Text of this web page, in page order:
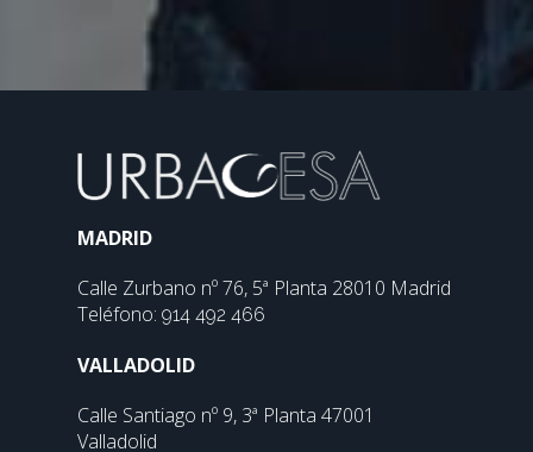
MADRID
Calle Zurbano nº 76, 5ª Planta 28010 Madrid
Teléfono: 914 492 466
VALLADOLID
Calle Santiago nº 9, 3ª Planta 47001
Valladolid